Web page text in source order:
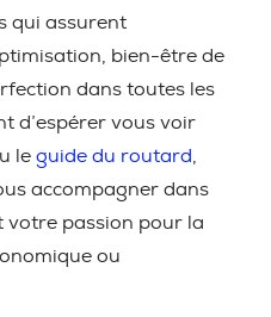
qui assurent
bien-être de
dans toutes les
d’espérer vous voir
le guide du routard
accompagner dans
passion pour la
ou